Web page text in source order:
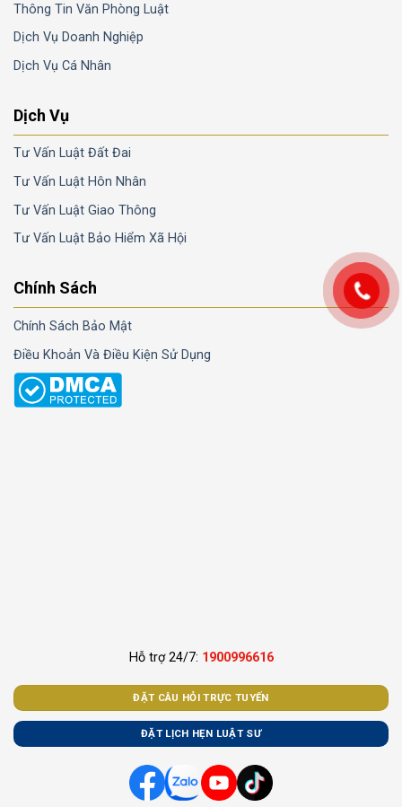
Thông Tin Văn Phòng Luật
Dịch Vụ Doanh Nghiệp
Dịch Vụ Cá Nhân
Dịch Vụ
Tư Vấn Luật Đất Đai
Tư Vấn Luật Hôn Nhân
Tư Vấn Luật Giao Thông
Tư Vấn Luật Bảo Hiểm Xã Hội
Chính Sách
Chính Sách Bảo Mật
Điều Khoản Và Điều Kiện Sử Dụng
Hỗ trợ 24/7: 1900996616
ĐẶT CÂU HỎI TRỰC TUYẾN
ĐẶT LỊCH HẸN LUẬT SƯ